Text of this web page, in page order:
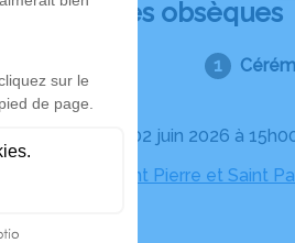
Déroulé des obsèques
Le mardi 02 juin 2026 à
Eglise Saint Pierre et Saint